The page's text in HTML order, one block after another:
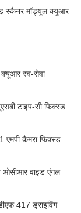
स्कैनर मॉड्यूल क्यूआर
क्यूआर स्व-सेवा
टाइप-सी फिक्स्ड
कैमरा फिक्स्ड
ओसीआर वाइड एंगल
417 ड्राइविंग